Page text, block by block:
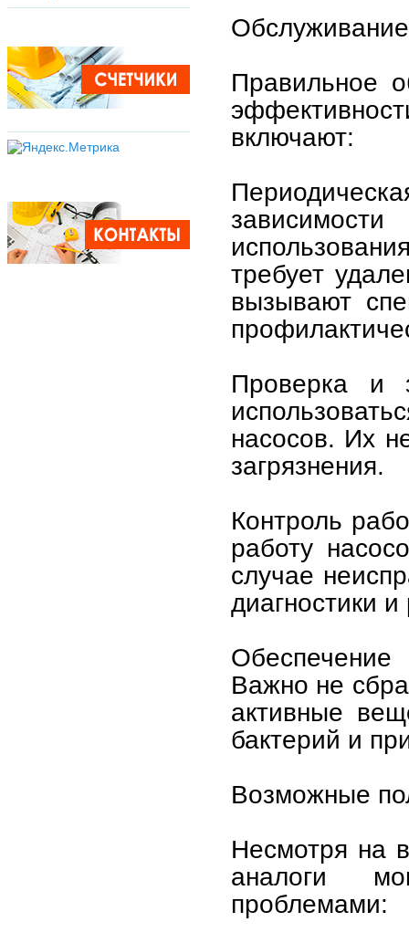
Обслуживание
Правильное
включают:
требует
вызывают
Проверка и
насосов. Их
загрязнения.
Контроль
работу
случае
диагностики
Важно не
активные
бактерий и
Возможные
Несмотря на
аналоги
проблемами: